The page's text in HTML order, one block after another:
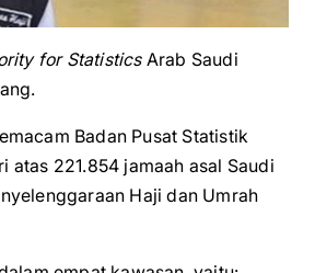
for StatisticsArab Saudi
Badan Pusat Statistik
atas 221.854 jamaah asal Saudi
Haji dan Umrah